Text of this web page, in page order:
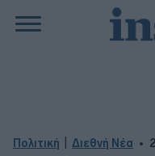
Πολιτική Διεθνή Νέα